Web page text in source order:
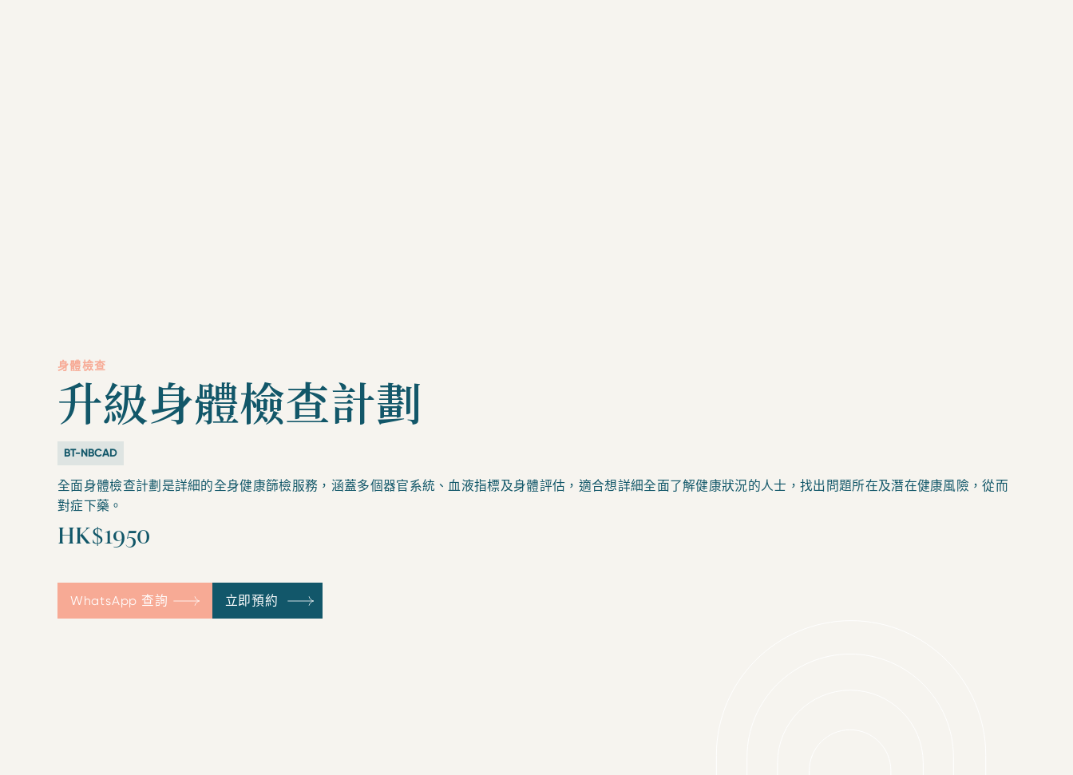
身體檢查
升級身體檢查計劃
BT-NBCAD
全面身體檢查計劃是詳細的全身健康篩檢服務，涵蓋多個器官系統、血液指標及身體評估，適合想詳細全面了解健康狀況的人士，找出問題所在及潛在健康風險，從而
對症下藥。
HK$1950
WhatsApp 查詢 立即預約